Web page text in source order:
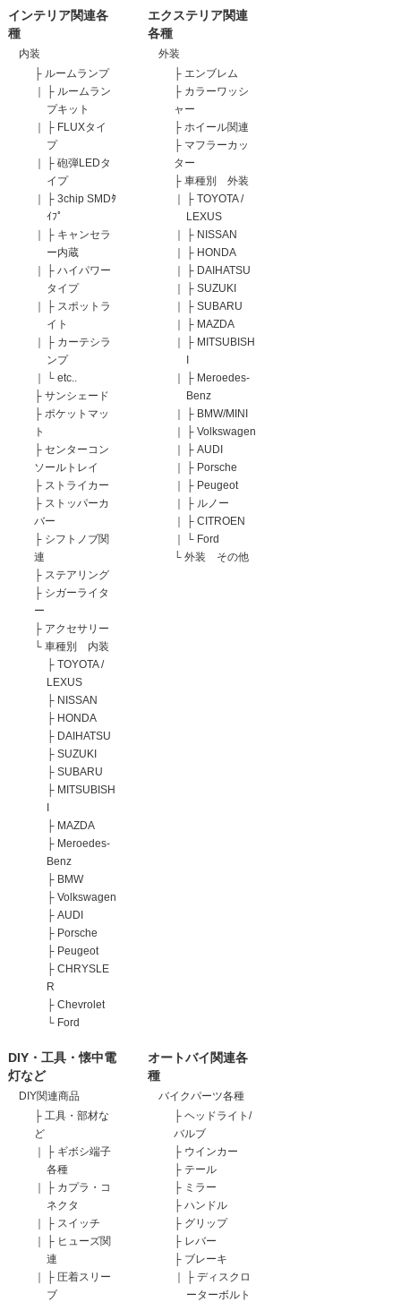
インテリア関連各
種
内装
├ ルームランプ
｜
├ ルームラン
プキット
｜
├ FLUXタイ
プ
｜
├ 砲弾LEDタ
イプ
｜
├ 3chip SMDﾀ
ｲﾌﾟ
｜
├ キャンセラ
ー内蔵
｜
├ ハイパワー
タイプ
｜
├ スポットラ
イト
｜
├ カーテシラ
ンプ
｜
└ etc..
├ サンシェード
├ ポケットマッ
ト
├ センターコン
ソールトレイ
├ ストライカー
├ ストッパーカ
バー
├ シフトノブ関
連
├ ステアリング
├ シガーライタ
ー
├ アクセサリー
└ 車種別 内装
├ TOYOTA /
LEXUS
├ NISSAN
├ HONDA
├ DAIHATSU
├ SUZUKI
├ SUBARU
├ MITSUBISH
I
├ MAZDA
├ Meroedes-
Benz
├ BMW
├ Volkswagen
├ AUDI
├ Porsche
├ Peugeot
├ CHRYSLE
R
├ Chevrolet
└ Ford
エクステリア関連
各種
外装
├ エンブレム
├ カラーワッシ
ャー
├ ホイール関連
├ マフラーカッ
ター
├ 車種別 外装
｜
├ TOYOTA /
LEXUS
｜
├ NISSAN
｜
├ HONDA
｜
├ DAIHATSU
｜
├ SUZUKI
｜
├ SUBARU
｜
├ MAZDA
｜
├ MITSUBISH
I
｜
├ Meroedes-
Benz
｜
├ BMW/MINI
｜
├ Volkswagen
｜
├ AUDI
｜
├ Porsche
｜
├ Peugeot
｜
├ ルノー
｜
├ CITROEN
｜
└ Ford
└ 外装 その他
DIY・工具・懐中電
灯など
DIY関連商品
├ 工具・部材な
ど
｜
├ ギボシ端子
各種
｜
├ カプラ・コ
ネクタ
｜
├ スイッチ
｜
├ ヒューズ関
連
｜
├ 圧着スリー
ブ
オートバイ関連各
種
バイクパーツ各種
├ ヘッドライト/
バルブ
├ ウインカー
├ テール
├ ミラー
├ ハンドル
├ グリップ
├ レバー
├ ブレーキ
｜
├ ディスクロ
ーターボルト